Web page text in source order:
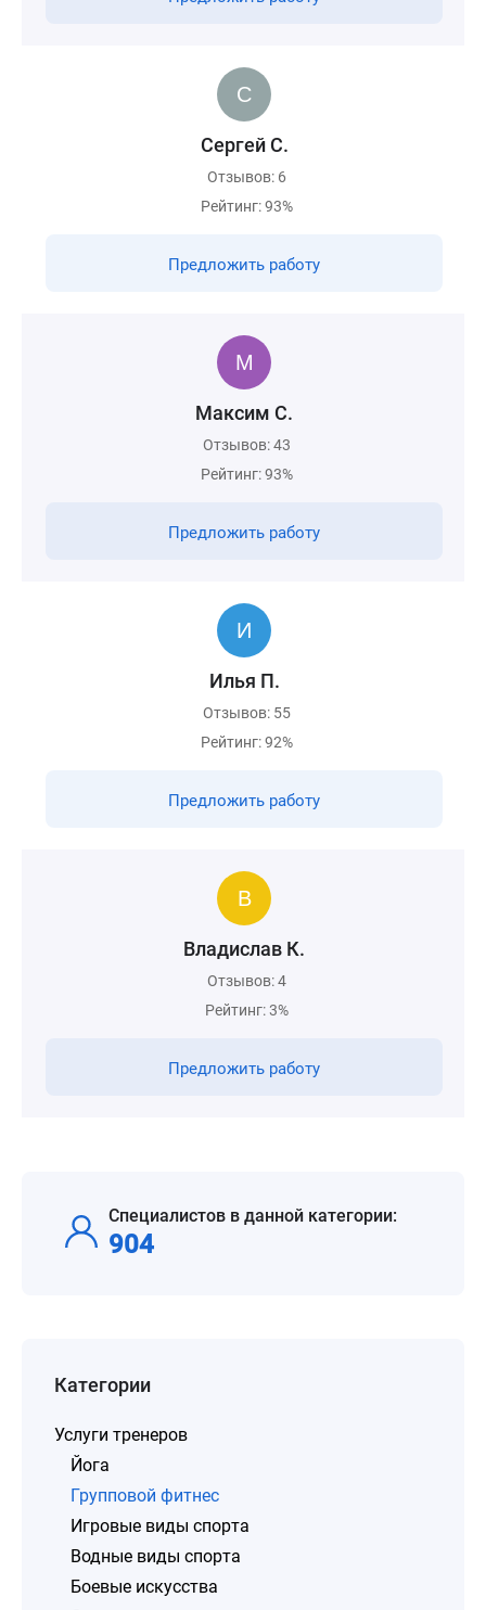
Сергей С.
Отзывов: 6
Рейтинг: 93%
Предложить работу
Максим С.
Отзывов: 43
Рейтинг: 93%
Предложить работу
Илья П.
Отзывов: 55
Рейтинг: 92%
Предложить работу
Владислав К.
Отзывов: 4
Рейтинг: 3%
Предложить работу
Специалистов в данной категории:
904
Категории
Услуги тренеров
Йога
Групповой фитнес
Игровые виды спорта
Водные виды спорта
Боевые искусства